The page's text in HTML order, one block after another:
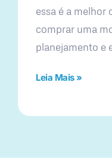
essa é a melhor
comprar uma
planejamento e
Leia Mais »